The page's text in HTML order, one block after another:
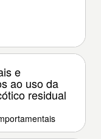
e
ao uso da
residual